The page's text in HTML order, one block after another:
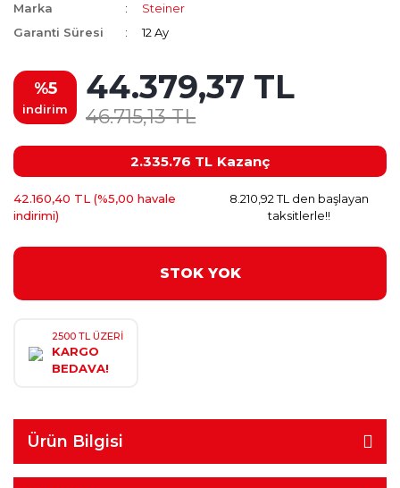
Marka
Steiner
Garanti Süresi
12 Ay
%5
indirim
44.379,37 TL
46.715,13 TL
2.335.76 TL Kazanç
42.160,40 TL (%5,00 havale
indirimi)
8.210,92 TL den başlayan
taksitlerle!!
STOK YOK
2500 TL ÜZERİ
KARGO
BEDAVA!
Ürün Bilgisi